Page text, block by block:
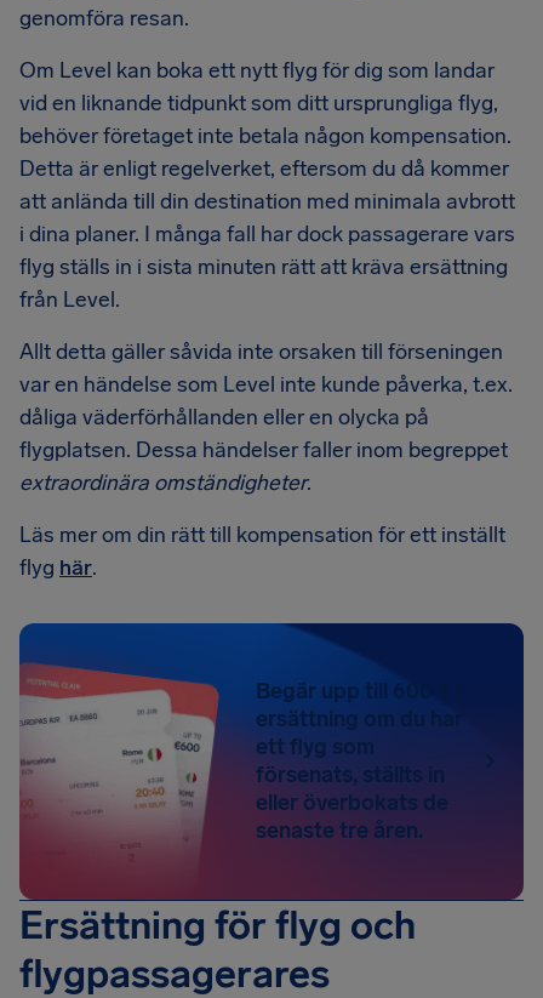
genomföra resan.
Om Level kan boka ett nytt flyg för dig som landar
vid en liknande tidpunkt som ditt ursprungliga flyg,
behöver företaget inte betala någon kompensation.
Detta är enligt regelverket, eftersom du då kommer
att anlända till din destination med minimala avbrott
i dina planer. I många fall har dock passagerare vars
flyg ställs in i sista minuten rätt att kräva ersättning
från Level.
Allt detta gäller såvida inte orsaken till förseningen
var en händelse som Level inte kunde påverka, t.ex.
dåliga väderförhållanden eller en olycka på
flygplatsen. Dessa händelser faller inom begreppet
extraordinära omständigheter.
Läs mer om din rätt till kompensation för ett inställt
flyg här.
Begär upp till 600 € i
ersättning om du har
ett flyg som
försenats, ställts in
eller överbokats de
senaste tre åren.
Ersättning för flyg och
flygpassagerares